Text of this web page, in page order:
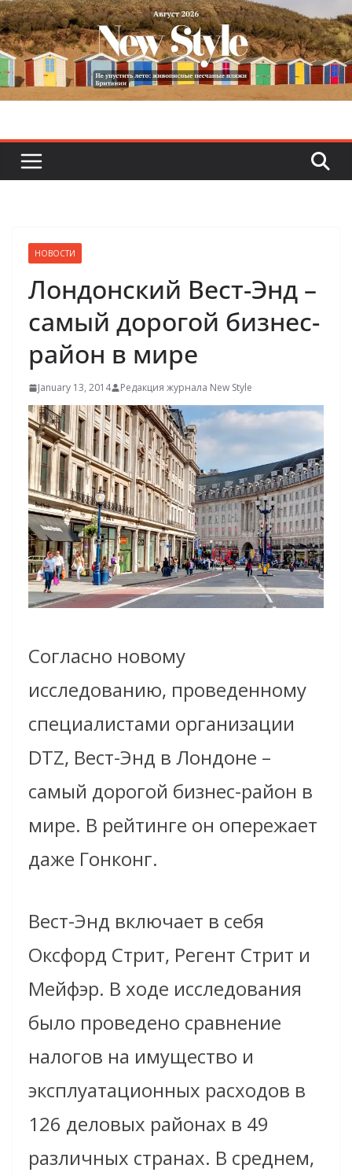
Skip
to
content
НОВОСТИ
Лондонский Вест-Энд –
самый дорогой бизнес-
район в мире
January 13, 2014 Редакция журнала New Style
Согласно новому
исследованию, проведенному
специалистами организации
DTZ, Вест-Энд в Лондоне –
самый дорогой бизнес-район в
мире. В рейтинге он опережает
даже Гонконг.
Вест-Энд включает в себя
Оксфорд Стрит, Регент Стрит и
Мейфэр. В ходе исследования
было проведено сравнение
налогов на имущество и
эксплуатационных расходов в
126 деловых районах в 49
различных странах. В среднем,